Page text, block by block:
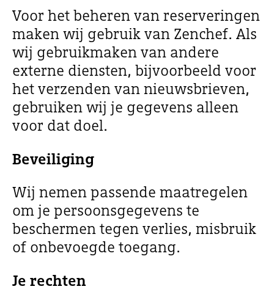
Voor het beheren van reserveringen
maken wij gebruik van Zenchef. Als
wij gebruikmaken van andere
externe diensten, bijvoorbeeld voor
het verzenden van nieuwsbrieven,
gebruiken wij je gegevens alleen
voor dat doel.
Beveiliging
Wij nemen passende maatregelen
om je persoonsgegevens te
beschermen tegen verlies, misbruik
of onbevoegde toegang.
Je rechten